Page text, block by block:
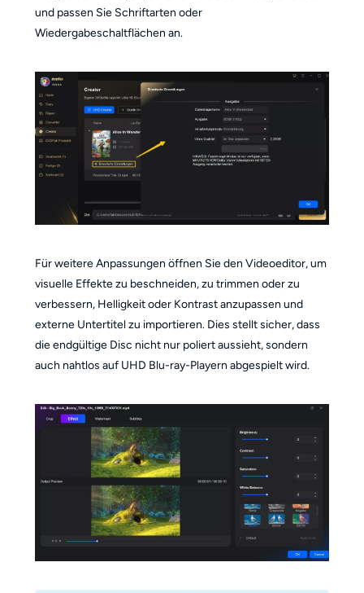
und passen Sie Schriftarten oder
Wiedergabeschaltflächen an.
Für weitere Anpassungen öffnen Sie den Videoeditor, um
visuelle Effekte zu beschneiden, zu trimmen oder zu
verbessern, Helligkeit oder Kontrast anzupassen und
externe Untertitel zu importieren. Dies stellt sicher, dass
die endgültige Disc nicht nur poliert aussieht, sondern
auch nahtlos auf UHD Blu-ray-Playern abgespielt wird.